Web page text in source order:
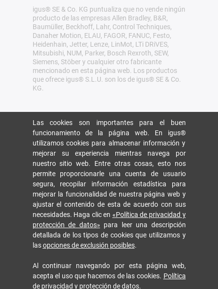
igus® SE & Co. KG puntualiza que no vende ningún
producto de las empresas Allen Bradley, B&R,
Baumüller, Beckhoff, Lahr, Control Techniques,
Danaher Motion, ELAU, FAGOR, FANUC, Festo,
Heidenhain, Jetter, Lenze, LinMot, LTi DRiVES,
Mitsubishi, NUM, Parker, Bosch Rexroth, SEW,
Siemens, Stöber y cualquier otro fabricante
mencionado en esta página web. Los productos
que ofrece igus® S.L.U. son los de igus® SE & Co.
KG.
Las cookies son importantes para el buen
funcionamiento de la página web. En igus®
utilizamos cookies para almacenar información y
mejorar su experiencia mientras navega por
nuestro sitio web. Entre otras cosas, esto nos
permite proporcionarle una cuenta de usuario
segura, recopilar información estadística para
mejorar la funcionalidad de nuestra página web y
ajustar el contenido de esta de acuerdo con sus
necesidades. Haga clic en «Política de privacidad y
protección de datos» para leer una descripción
detallada de los tipos de cookies que utilizamos y
lasopciones de exclusión posibles.
Al continuar navegando por esta página web,
acepta el uso que hacemos de las cookies. Política
de privacidad y protección de datos.